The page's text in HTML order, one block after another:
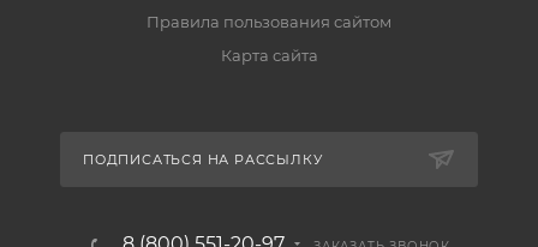
Правила пользования сайтом
Карта сайта
ПОДПИСАТЬСЯ НА РАССЫЛКУ